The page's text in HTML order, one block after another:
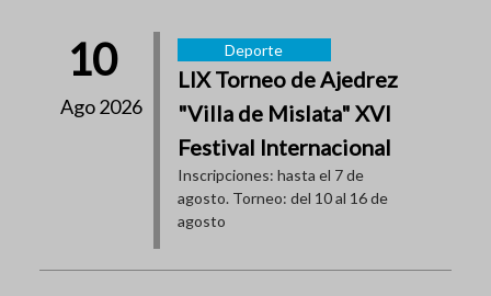
10
Ago 2026
Deporte
LIX Torneo de Ajedrez
"Villa de Mislata" XVI
Festival Internacional
Inscripciones: hasta el 7 de
agosto. Torneo: del 10 al 16 de
agosto